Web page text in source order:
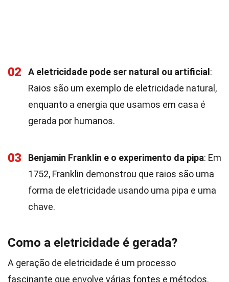
02 A eletricidade pode ser natural ou artificial :
Raios são um exemplo de eletricidade natural,
enquanto a energia que usamos em casa é
gerada por humanos.
03 Benjamin Franklin e o experimento da pipa: Em
1752, Franklin demonstrou que raios são uma
forma de eletricidade usando uma pipa e uma
chave.
Como a eletricidade é gerada?
A geração de eletricidade é um processo
fascinante que envolve várias fontes e métodos.